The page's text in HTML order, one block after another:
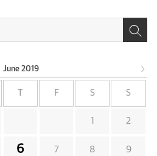
June 2019
F S S
1 2
6 7 8 9